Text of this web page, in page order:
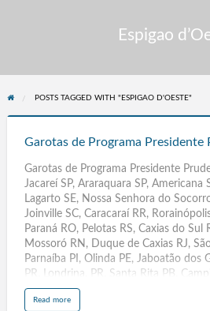
Espigao
POSTS TAGGED WITH "ESPIGAO D'OESTE"
Presidente
Prudente
Garotas de Programa Presidente
Garotas de Programa Presidente
Jacareí SP, Araraquara SP, Americana
Lagarto SE, Nossa Senhora do
Joinville SC, Caracaraí RR,
Paraná RO, Pelotas RS, Caxias do Sul
Mossoró RN, Duque de Caxias RJ,
Parnaíba PI, Olinda PE, Jaboatão dos
PR, Londrina. PR, Santa Rita PB,
Santarém PA, Ananindeua PA, Três
Santiago Chile, Três Lagoas MT,
Read morea